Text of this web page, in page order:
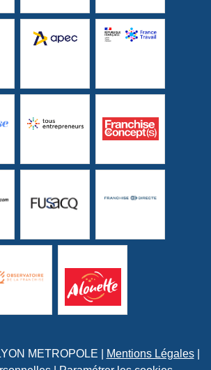
METROPOLE | Mentions Légales|